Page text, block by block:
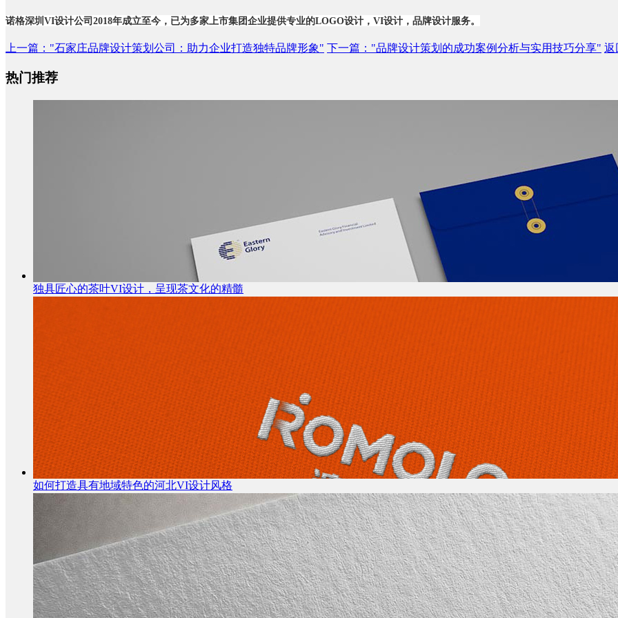
诺格深圳 VI设计公司 2018年成立至今，已为多家上市集团企业提供专业的LOGO设计 ，VI设计，品牌设计服务。
上一篇 ："石家庄品牌设计策划公司：助力企业打造独特品牌形象" 下一篇 ："品牌设计策划的成功案例分析与实用技巧分享" 返
热门推荐
独具匠心的茶叶VI设计，呈现茶文化的精髓
如何打造具有地域特色的河北VI设计风格